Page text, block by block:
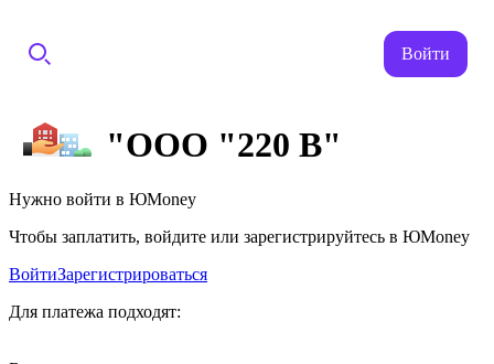
Войти
"ООО "220 В"
Нужно войти в ЮMoney
Чтобы заплатить, войдите или зарегистрируйтесь в ЮMoney
ВойтиЗарегистрироваться
Для платежа подходят: